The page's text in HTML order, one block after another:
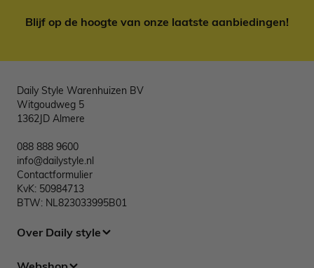
Blijf op de hoogte van onze laatste aanbiedingen!
Daily Style Warenhuizen BV
Witgoudweg 5
1362JD Almere
088 888 9600
info@dailystyle.nl
Contactformulier
KvK: 50984713
BTW: NL823033995B01
Over Daily style